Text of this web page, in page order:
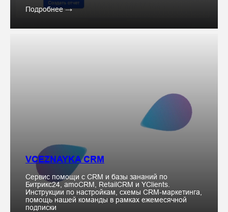
Подробнее →
VCEZNAYKA CRM
Сервис помощи с CRM и базы зананий по
Битрикс24, amoCRM, RetailCRM и YClients.
Инструкции по настройкам, схемы CRM-маркетинга,
помощь нашей команды в рамках ежемесячной
подписки